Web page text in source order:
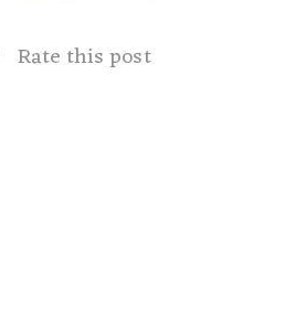
Rate this post